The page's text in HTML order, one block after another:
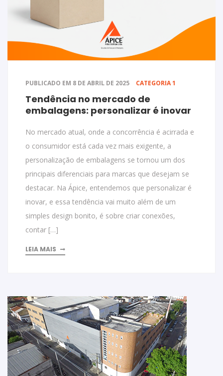
PUBLICADO EM 8 DE ABRIL DE 2025 CATEGORIA 1
Tendência no mercado de
embalagens: personalizar é inovar
No mercado atual, onde a concorrência é acirrada e
o consumidor está cada vez mais exigente, a
personalização de embalagens se tornou um dos
principais diferenciais para marcas que desejam se
destacar. Na Ápice, entendemos que personalizar é
inovar, e essa tendência vai muito além de um
simples design bonito, é sobre criar conexões,
contar […]
LEIA MAIS